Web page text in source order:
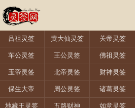
吕祖灵签 黄大仙灵签 关帝灵签
车公灵签 王公灵签 佛祖灵签
玉帝灵签 北帝灵签 财神灵签
保生大帝 周公灵签 诸葛灵签
地藏王灵签 五路财神 如意灵签